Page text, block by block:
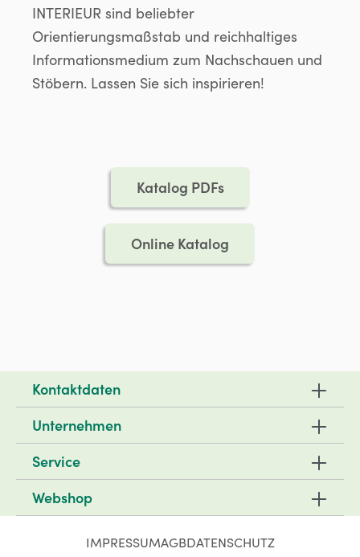
INTERIEUR sind beliebter
Orientierungsmaßstab und reichhaltiges
Informationsmedium zum Nachschauen und
Stöbern. Lassen Sie sich inspirieren!
Katalog PDFs
Online Katalog
Kontaktdaten
Unternehmen
Service
Webshop
IMPRESSUMAGBDATENSCHUTZ